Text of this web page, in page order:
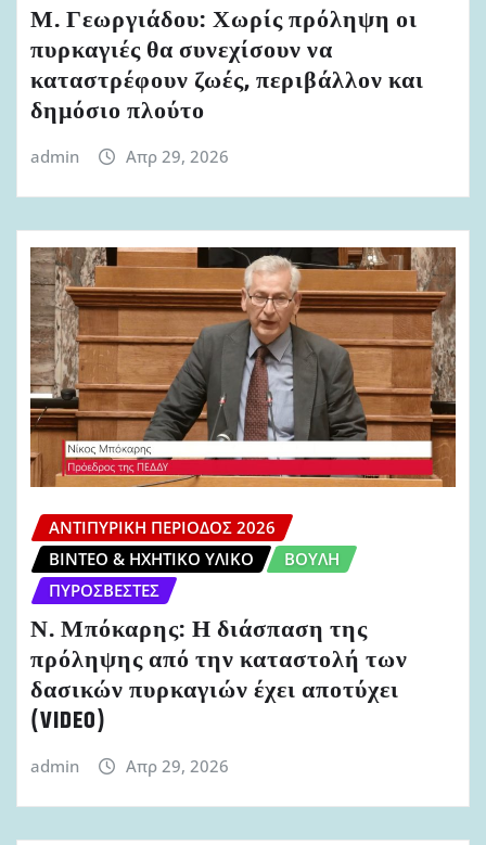
Μ. Γεωργιάδου: Χωρίς πρόληψη οι
πυρκαγιές θα συνεχίσουν να
καταστρέφουν ζωές, περιβάλλον και
δημόσιο πλούτο
admin Απρ 29, 2026
ΑΝΤΙΠΥΡΙΚΉ ΠΕΡΊΟΔΟΣ 2026
ΒΊΝΤΕΟ & ΗΧΗΤΙΚΌ ΥΛΙΚΌ
ΒΟΥΛΉ
ΠΥΡΟΣΒΈΣΤΕΣ
Ν. Μπόκαρης: Η διάσπαση της
πρόληψης από την καταστολή των
δασικών πυρκαγιών έχει αποτύχει
(VIDEO)
admin Απρ 29, 2026